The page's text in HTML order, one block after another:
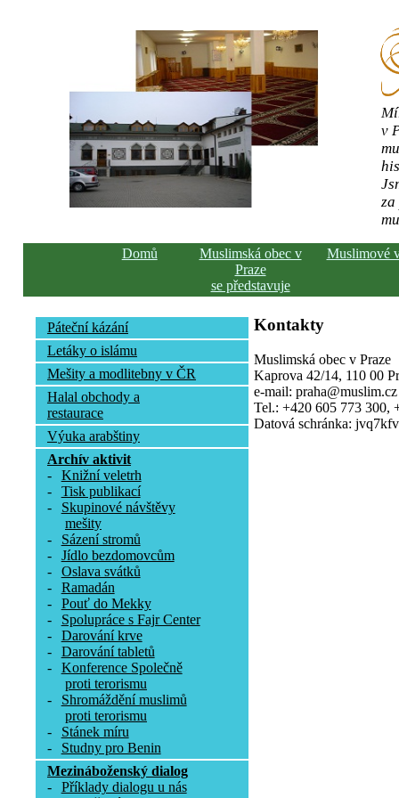
v
Domů
Muslimská obec v
Praze
se představuje
Muslimové
Páteční kázání
Letáky o islámu
Mešity a modlitebny v ČR
Halal obchody a
restaurace
Výuka arabštiny
Archív aktivit
-
Knižní veletrh
-
Tisk publikací
-
Skupinové návštěvy
mešity
-
Sázení stromů
-
Jídlo bezdomovcům
-
Oslava svátků
-
Ramadán
-
Pouť do Mekky
-
Spolupráce s Fajr Center
-
Darování krve
-
Darování tabletů
-
Konference Společně
proti terorismu
-
Shromáždění muslimů
proti terorismu
-
Stánek míru
-
Studny pro Benin
Mezináboženský dialog
-
Příklady dialogu u nás
Kontakty
Muslimská obec v Praze
Kaprova 42/14, 110 00
e-mail: praha@muslim.cz
Tel.: +420 605 773 300,
Datová schránka: jvq7kfv